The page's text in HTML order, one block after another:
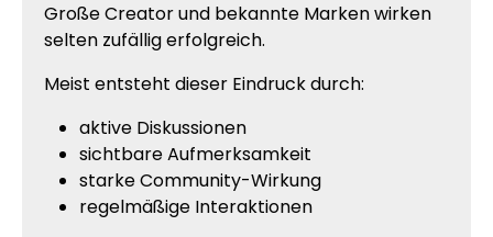
Große Creator und bekannte Marken wirken
selten zufällig erfolgreich.
Meist entsteht dieser Eindruck durch:
aktive Diskussionen
sichtbare Aufmerksamkeit
starke Community-Wirkung
regelmäßige Interaktionen